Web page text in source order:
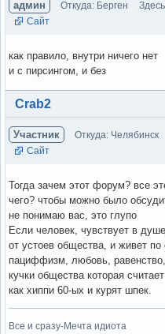
админ Откуда: Берген
Сайт
как правило, внутри ничего нет
и с пирсингом, и без
Вне форума
Crab2
Участник Откуда: Челябинск
Сайт
Тогда зачем этот форум? все
чего? чтобы можно было
не понимаю вас, это глупо
Если человек, чувствует в
от устоев общества, и живет
пациффизм, любовь,
кучки общества которая
как хиппи 60-ых и курят шпек.
Все и сразу-Мечта идиота